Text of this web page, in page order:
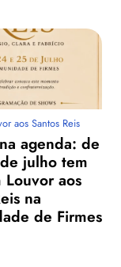
aos Santos Reis
agenda: de
julho tem
Louvor aos
na
de Firmes